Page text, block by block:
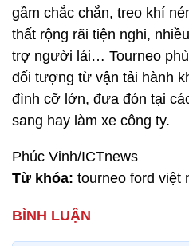
gầm chắc chắn, treo khí
thất rộng rãi tiện nghi,
trợ người lái… Tourneo
đối tượng từ vận tải hành
đình cỡ lớn, đưa đón tại
sang hay làm xe công ty.
Phúc Vinh/ICTnews
Từ khóa: tourneo ford việt